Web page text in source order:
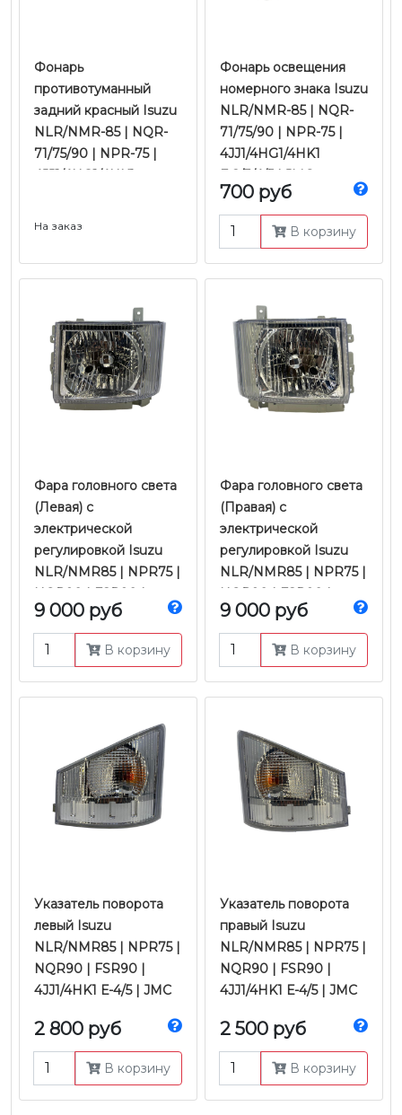
Фонарь
противотуманный
задний красный Isuzu
NLR/NMR-85 | NQR-
71/75/90 | NPR-75 |
4JJ1/4HG1/4HK1
На заказ
Фонарь освещения
номерного знака Isuzu
NLR/NMR-85 | NQR-
71/75/90 | NPR-75 |
4JJ1/4HG1/4HK1
Е-2/3/4/5 | JMC
700 руб
В корзину
Фара головного света
(Левая) с
электрической
регулировкой Isuzu
NLR/NMR85 | NPR75 |
NQR90 | FSR90 |
FVR34 |
4JJ1/4HK1/6HK1 Е-4/5 |
JMC
9 000 руб
В корзину
Фара головного света
(Правая) с
электрической
регулировкой Isuzu
NLR/NMR85 | NPR75 |
NQR90 | FSR90 |
FVR34 |
4JJ1/4HK1/6HK1 Е-4/5 |
JMC
9 000 руб
В корзину
Указатель поворота
левый Isuzu
NLR/NMR85 | NPR75 |
NQR90 | FSR90 |
4JJ1/4HK1 Е-4/5 | JMC
2 800 руб
В корзину
Указатель поворота
правый Isuzu
NLR/NMR85 | NPR75 |
NQR90 | FSR90 |
4JJ1/4HK1 Е-4/5 | JMC
2 500 руб
В корзину